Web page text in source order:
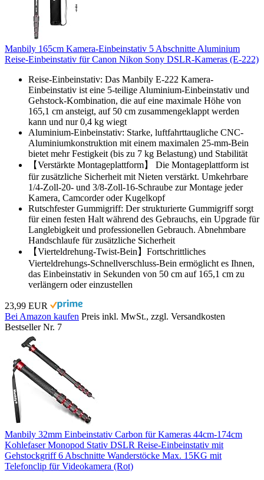
Manbily 165cm Kamera-Einbeinstativ 5 Abschnitte Aluminium
Reise-Einbeinstativ für Canon Nikon Sony DSLR-Kameras (E-222)
Reise-Einbeinstativ: Das Manbily E-222 Kamera-
Einbeinstativ ist eine 5-teilige Aluminium-Einbeinstativ und
Gehstock-Kombination, die auf eine maximale Höhe von
165,1 cm ansteigt, auf 50 cm zusammengeklappt werden
kann und nur 0,4 kg wiegt
Aluminium-Einbeinstativ: Starke, luftfahrttaugliche CNC-
Aluminiumkonstruktion mit einem maximalen 25-mm-Bein
bietet mehr Festigkeit (bis zu 7 kg Belastung) und Stabilität
【Verstärkte Montageplattform】 Die Montageplattform ist
für zusätzliche Sicherheit mit Nieten verstärkt. Umkehrbare
1/4-Zoll-20- und 3/8-Zoll-16-Schraube zur Montage jeder
Kamera, Camcorder oder Kugelkopf
Rutschfester Gummigriff: Der strukturierte Gummigriff sorgt
für einen festen Halt während des Gebrauchs, ein Upgrade für
Langlebigkeit und professionellen Gebrauch. Abnehmbare
Handschlaufe für zusätzliche Sicherheit
【Vierteldrehung-Twist-Bein】Fortschrittliches
Vierteldrehungs-Schnellverschluss-Bein ermöglicht es Ihnen,
das Einbeinstativ in Sekunden von 50 cm auf 165,1 cm zu
verlängern oder einzustellen
23,99 EUR
Bei Amazon kaufen Preis inkl. MwSt., zzgl. Versandkosten
Bestseller Nr. 7
Manbily 32mm Einbeinstativ Carbon für Kameras 44cm-174cm
Kohlefaser Monopod Stativ DSLR Reise-Einbeinstativ mit
Gehstockgriff 6 Abschnitte Wanderstöcke Max. 15KG mit
Telefonclip für Videokamera (Rot)